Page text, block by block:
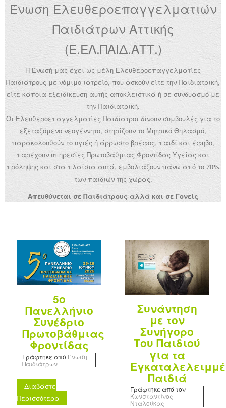
Ένωση Ελευθεροεπαγγελματιών
Παιδιάτρων Αττικής
(Ε.ΕΛ.ΠΑΙΔ.ΑΤΤ.)
Η Ένωσή μας έχει ως μέλη Ελευθεροεπαγγελματίες
Παιδιάτρους με νόμιμο ιατρείο, που ασκούν είτε την Παιδιατρική,
είτε κάποια εξειδίκευση αυτής αποκλειστικά ή σε συνδυασμό με
την Παιδιατρική.
Οι Ελευθεροεπαγγελματίες Παιδίατροι δίνουν συμβουλές για το
εξεταζόμενο νεογέννητο, στηρίζουν το Μητρικό Θηλασμό,
παρακολουθούν το υγιές ή άρρωστο βρέφος, παιδί και έφηβο,
παρέχουν υπηρεσίες Πρωτοβάθμιας Φροντίδας Υγείας και
πρόληψης και στα πλαίσια αυτά, εμβολιάζουν πάνω από το 70%
των παιδιών της χώρας.
Απευθύνεται σε Παιδιάτρους αλλά και σε Γονείς
5ο
Πανελλήνιο
Συνέδριο
Πρωτοβάθμιας
Φροντίδας
Γράφτηκε από Ένωση
Παιδιάτρων
Διαβάστε
Περισσότερα
Συνάντηση
με τον
Συνήγορο
Του Παιδιού
για τα
Παιδιά
Γράφτηκε από τον
Κωνσταντίνος
Νταλούκας
Ανακοινώσεις
Εργαλεία για Παιδιάτρους
Χρήσιμα Links
Επεξεργασία Προφίλ